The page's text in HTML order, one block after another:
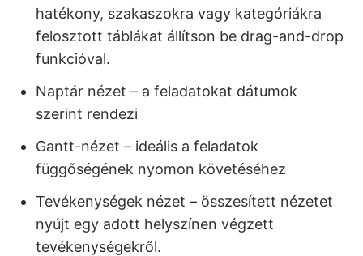
hatékony, szakaszokra vagy kategóriákra
felosztott táblákat állítson be drag-and-drop
funkcióval.
Naptár nézet – a feladatokat dátumok
szerint rendezi
Gantt-nézet – ideális a feladatok
függőségének nyomon követéséhez
Tevékenységek nézet – összesített nézetet
nyújt egy adott helyszínen végzett
tevékenységekről.